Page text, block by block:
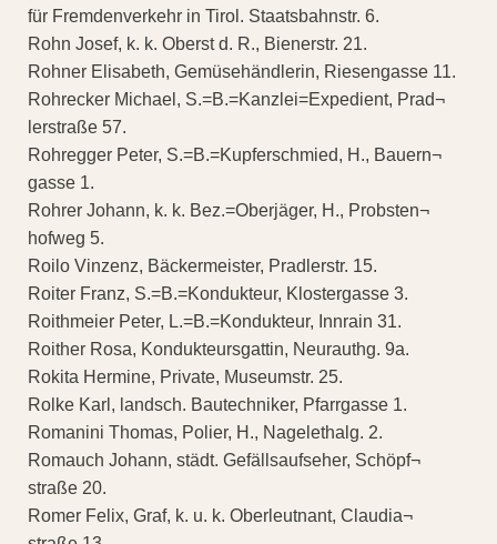
für Fremdenverkehr in Tirol. Staatsbahnstr. 6.
Rohn Josef, k. k. Oberst d. R., Bienerstr. 21.
Rohner Elisabeth, Gemüsehändlerin, Riesengasse 11.
Rohrecker Michael, S.=B.=Kanzlei=Expedient, Prad¬
lerstraße 57.
Rohregger Peter, S.=B.=Kupferschmied, H., Bauern¬
gasse 1.
Rohrer Johann, k. k. Bez.=Oberjäger, H., Probsten¬
hofweg 5.
Roilo Vinzenz, Bäckermeister, Pradlerstr. 15.
Roiter Franz, S.=B.=Kondukteur, Klostergasse 3.
Roithmeier Peter, L.=B.=Kondukteur, Innrain 31.
Roither Rosa, Kondukteursgattin, Neurauthg. 9a.
Rokita Hermine, Private, Museumstr. 25.
Rolke Karl, landsch. Bautechniker, Pfarrgasse 1.
Romanini Thomas, Polier, H., Nagelethalg. 2.
Romauch Johann, städt. Gefällsaufseher, Schöpf¬
straße 20.
Romer Felix, Graf, k. u. k. Oberleutnant, Claudia¬